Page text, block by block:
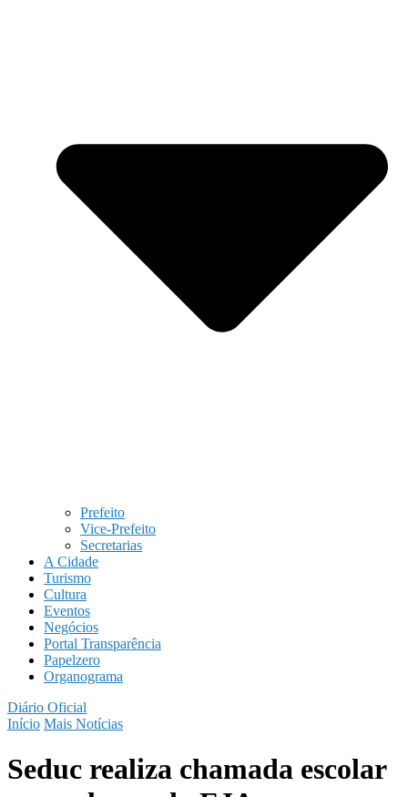
Prefeito
Vice-Prefeito
Secretarias
A Cidade
Turismo
Cultura
Eventos
Negócios
Portal Transparência
Papelzero
Organograma
Diário Oficial
Início Mais Notícias
Seduc realiza chamada escolar